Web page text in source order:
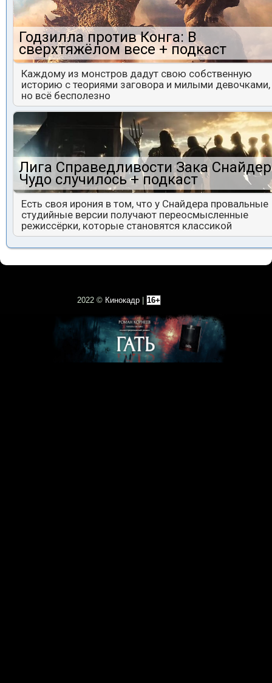
Годзилла против Конга: В
сверхтяжёлом весе + подкаст
Каждому из монстров дадут свою собственную
историю с теориями заговора и милыми девочками,
но всё бесполезно
Лига Справедливости Зака
Чудо случилось + подкаст
Есть своя ирония в том, что у Снайдера провальные
студийные версии получают переосмысленные
режиссёрки, которые становятся классикой
2022 © Кинокадр 16+